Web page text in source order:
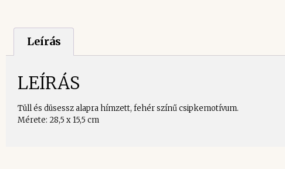
Leírás
LEÍRÁS
Tüll és düsessz alapra hímzett, fehér színű csipkemotívum.
Mérete: 28,5 x 15,5 cm